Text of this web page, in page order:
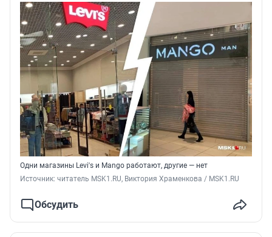
Одни магазины Levi's и Mango работают, другие — нет
Источник: читатель MSK1.RU, Виктория Храменкова / MSK1.RU
Обсудить